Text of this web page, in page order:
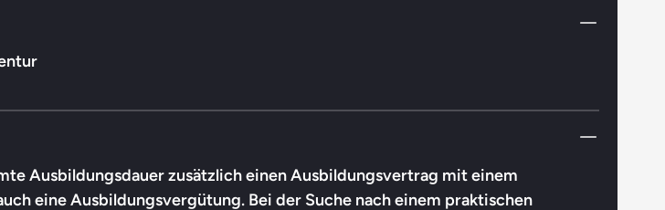
Ausbildungsdauer zusätzlich einen Ausbildungsvertrag mit einem
eine Ausbildungsvergütung. Bei der Suche nach einem praktischen